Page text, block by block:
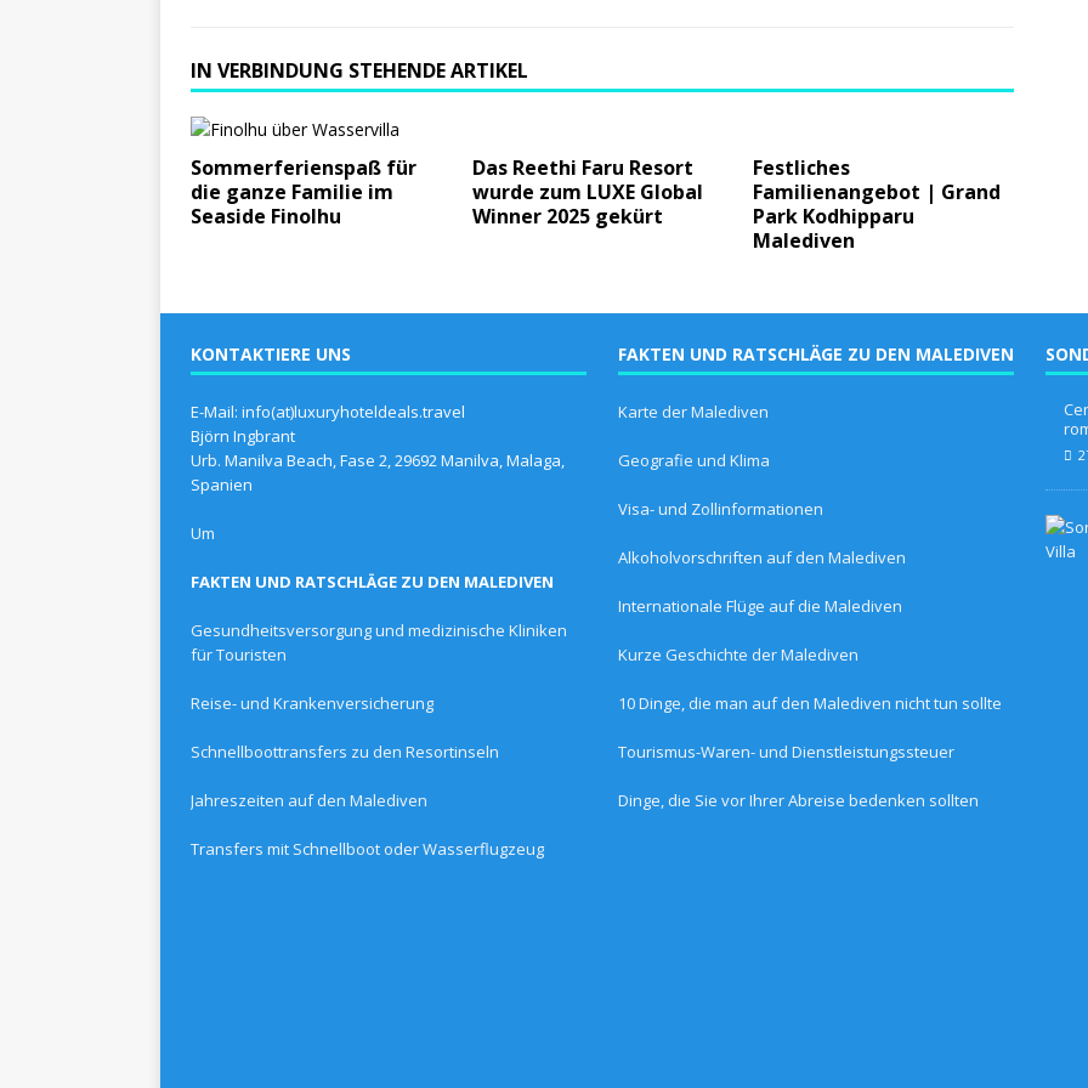
IN VERBINDUNG STEHENDE ARTIKEL
Sommerferienspaß für
die ganze Familie im
Seaside Finolhu
Das Reethi Faru Resort
wurde zum LUXE Global
Winner 2025 gekürt
Festliches
Familienangebot | Grand
Park Kodhipparu
Malediven
KONTAKTIERE UNS
E-Mail: info(at)luxuryhoteldeals.travel
Björn Ingbrant
Urb. Manilva Beach, Fase 2, 29692 Manilva, Malaga,
Spanien
Um
FAKTEN UND RATSCHLÄGE ZU DEN MALEDIVEN
Gesundheitsversorgung und medizinische Kliniken
für Touristen
Reise- und Krankenversicherung
Schnellboottransfers zu den Resortinseln
Jahreszeiten auf den Malediven
Transfers mit Schnellboot oder Wasserflugzeug
FAKTEN UND RATSCHLÄGE ZU DEN MALEDIVEN
Karte der Malediven
Geografie und Klima
Visa- und Zollinformationen
Alkoholvorschriften auf den Malediven
Internationale Flüge auf die Malediven
Kurze Geschichte der Malediven
10 Dinge, die man auf den Malediven nicht tun sollte
Tourismus-Waren- und Dienstleistungssteuer
Dinge, die Sie vor Ihrer Abreise bedenken sollten